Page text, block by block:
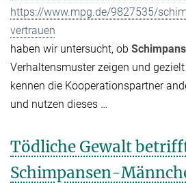
https://www.mpg.de/9827535/
vertrauen
haben wir untersucht, ob
Verhaltensmuster zeigen und
kennen die Kooperationspartner
und nutzen dieses …
Tödliche Gewalt
Schimpansen-